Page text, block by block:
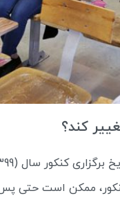
کند؟
ممکن است حتی